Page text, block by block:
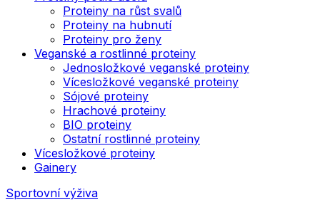
Proteiny na růst svalů
Proteiny na hubnutí
Proteiny pro ženy
Veganské a rostlinné proteiny
Jednosložkové veganské proteiny
Vícesložkové veganské proteiny
Sójové proteiny
Hrachové proteiny
BIO proteiny
Ostatní rostlinné proteiny
Vícesložkové proteiny
Gainery
Sportovní výživa